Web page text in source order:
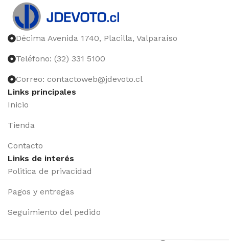
Décima Avenida 1740, Placilla, Valparaíso
Teléfono: (32) 331 5100
Correo: contactoweb@jdevoto.cl
Links principales
Inicio
Tienda
Contacto
Links de interés
Politica de privacidad
Pagos y entregas
Seguimiento del pedido
Iniciar